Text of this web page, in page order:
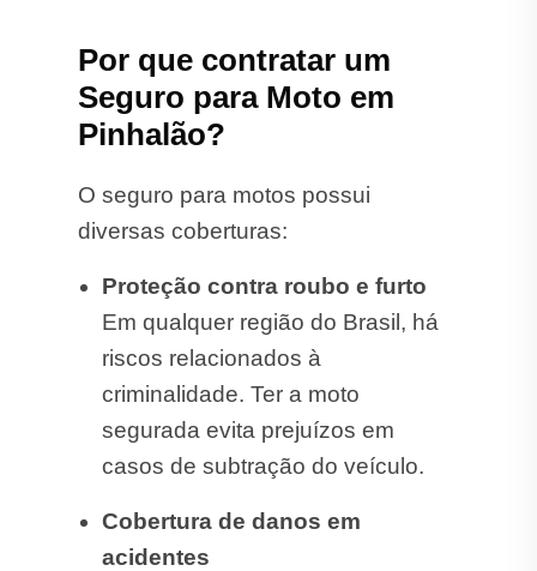
Por que contratar um
Seguro para Moto em
Pinhalão?
O seguro para motos possui
diversas coberturas:
Proteção contra roubo e furto
Em qualquer região do Brasil, há
riscos relacionados à
criminalidade. Ter a moto
segurada evita prejuízos em
casos de subtração do veículo.
Cobertura de danos em
acidentes